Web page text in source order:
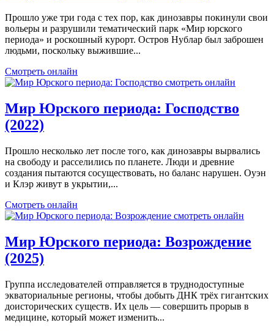
Прошло уже три года с тех пор, как динозавры покинули свои
вольеры и разрушили тематический парк «Мир юрского
периода» и роскошный курорт. Остров Нублар был заброшен
людьми, поскольку выжившие...
Смотреть онлайн
Мир Юрского периода: Господство
(2022)
Прошло несколько лет после того, как динозавры вырвались
на свободу и расселились по планете. Люди и древние
создания пытаются сосуществовать, но баланс нарушен. Оуэн
и Клэр живут в укрытии,...
Смотреть онлайн
Мир Юрского периода: Возрождение
(2025)
Группа исследователей отправляется в труднодоступные
экваториальные регионы, чтобы добыть ДНК трёх гигантских
доисторических существ. Их цель — совершить прорыв в
медицине, который может изменить...